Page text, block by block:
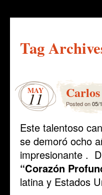
Tag
MAY
11 Posted on05/
Este talentoso
se demoró ocho
impresionante .
“Corazón
latina y Estados